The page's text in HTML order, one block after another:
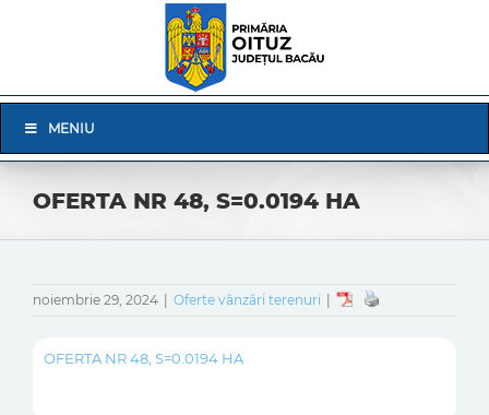
Navigation
MENIU
OFERTA NR 48, S=0.0194 HA
noiembrie 29, 2024 Oferte vânzări terenuri
OFERTA NR 48, S=0.0194 HA